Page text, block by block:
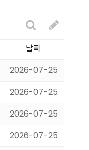
날짜
2026-07-25
2026-07-25
2026-07-25
2026-07-25